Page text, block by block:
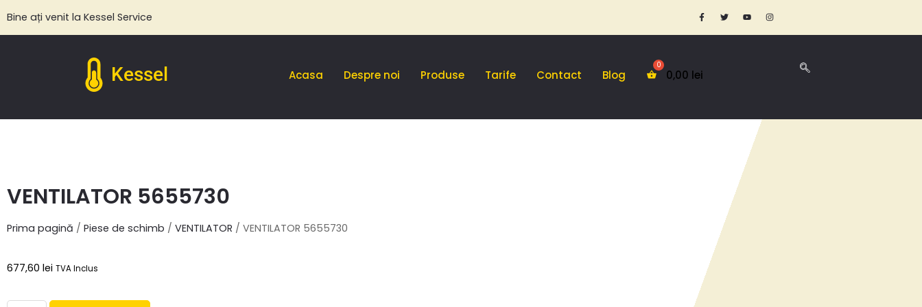
Bine ați venit la Kessel Service
Kessel Acasa Despre noi Produse Tarife Contact Blog 0,00 lei
VENTILATOR 5655730
Prima pagină / Piese de schimb / VENTILATOR / VENTILATOR 5655730
677,60 lei TVA Inclus